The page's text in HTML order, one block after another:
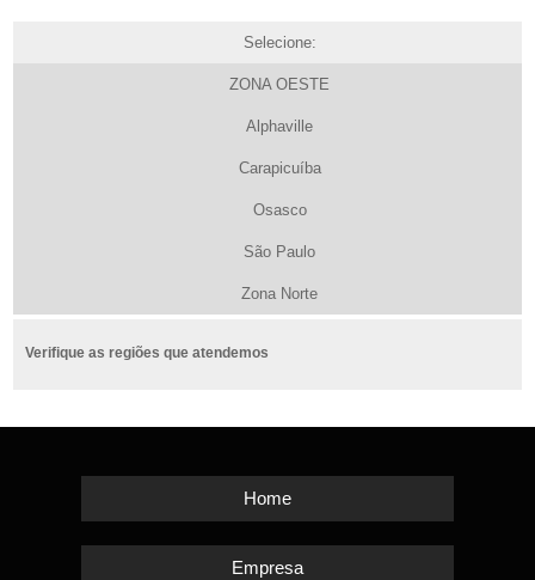
Selecione:
ZONA OESTE
Alphaville
Carapicuíba
Osasco
São Paulo
Zona Norte
Verifique as regiões que atendemos
Home
Empresa